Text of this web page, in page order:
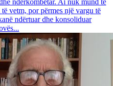
ndërkombëtar. Ai nuk mund të
vetm, por përmes një vargu të
ndërtuar dhe konsoliduar